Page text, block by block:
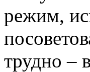
режим,
трудно –